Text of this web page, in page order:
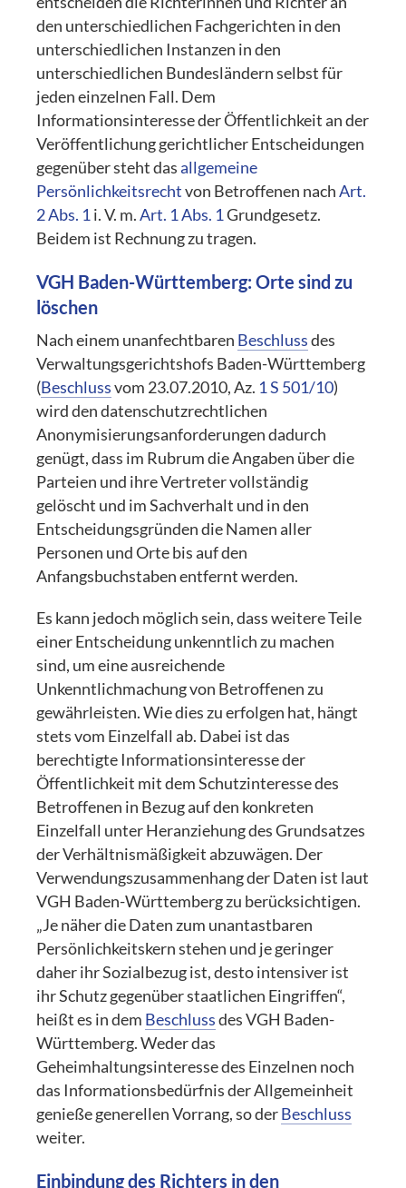
den unterschiedlichen Fachgerichten in den
unterschiedlichen Instanzen in den
unterschiedlichen Bundesländern selbst für
jeden einzelnen Fall. Dem
Informationsinteresse der Öffentlichkeit an der
Veröffentlichung gerichtlicher Entscheidungen
gegenüber steht dasallgemeine
Persönlichkeitsrechtvon Betroffenen nachArt.
2 Abs. 1 i. V. m.Art. 1 Abs. 1Grundgesetz.
Beidem ist Rechnung zu tragen.
VGH Baden-Württemberg: Orte sind zu
löschen
Nach einem unanfechtbaren Beschlussdes
Verwaltungsgerichtshofs Baden-Württemberg
(Beschlussvom 23.07.2010, Az. 1 S 501/10)
wird den datenschutzrechtlichen
Anonymisierungsanforderungen dadurch
genügt, dass im Rubrum die Angaben über die
Parteien und ihre Vertreter vollständig
gelöscht und im Sachverhalt und in den
Entscheidungsgründen die Namen aller
Personen und Orte bis auf den
Anfangsbuchstaben entfernt werden.
Es kann jedoch möglich sein, dass weitere Teile
einer Entscheidung unkenntlich zu machen
sind, um eine ausreichende
Unkenntlichmachung von Betroffenen zu
gewährleisten. Wie dies zu erfolgen hat, hängt
stets vom Einzelfall ab. Dabei ist das
berechtigte Informationsinteresse der
Öffentlichkeit mit dem Schutzinteresse des
Betroffenen in Bezug auf den konkreten
Einzelfall unter Heranziehung des Grundsatzes
der Verhältnismäßigkeit abzuwägen. Der
Verwendungszusammenhang der Daten ist laut
VGH Baden-Württemberg zu berücksichtigen.
„Je näher die Daten zum unantastbaren
Persönlichkeitskern stehen und je geringer
daher ihr Sozialbezug ist, desto intensiver ist
ihr Schutz gegenüber staatlichen Eingriffen“,
heißt es in dem Beschlussdes VGH Baden-
Württemberg. Weder das
Geheimhaltungsinteresse des Einzelnen noch
das Informationsbedürfnis der Allgemeinheit
genieße generellen Vorrang, so derBeschluss
weiter.
Einbindung des Richters in den